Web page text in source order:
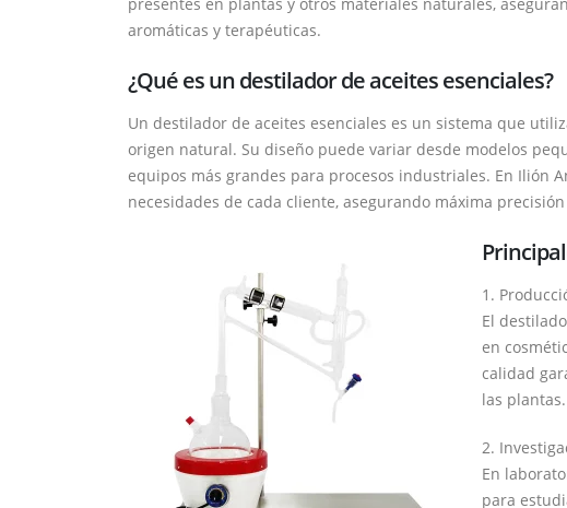
aromáticas y terapéuticas.
¿Qué es un destilador de aceites esenciales?
Un destilador de aceites esenciales es un sistema que
origen natural. Su diseño puede variar desde modelos
equipos más grandes para procesos industriales. En Ilión
necesidades de cada cliente, asegurando máxima
1.
El
en
calidad
las plantas.
2.
En
para